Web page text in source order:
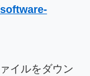
イルをダウン